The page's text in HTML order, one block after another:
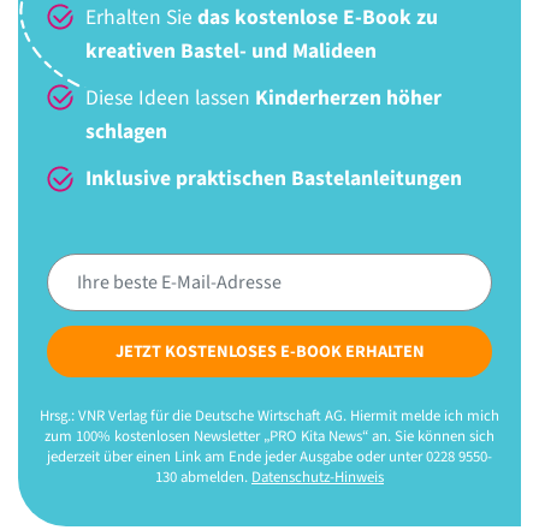
Erhalten Sie das kostenlose E-Book zu
kreativen Bastel- und Malideen
Diese Ideen lassen Kinderherzen höher
schlagen
Inklusive praktischen Bastelanleitungen
JETZT KOSTENLOSES E-BOOK ERHALTEN
Hrsg.: VNR Verlag für die Deutsche Wirtschaft AG. Hiermit melde ich mich
zum 100% kostenlosen Newsletter „PRO Kita News“ an. Sie können sich
jederzeit über einen Link am Ende jeder Ausgabe oder unter 0228 9550-
130 abmelden. Datenschutz-Hinweis